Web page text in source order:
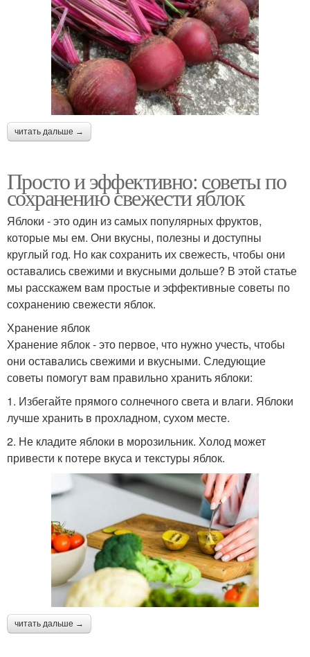
читать дальше →
Просто и эффективно: советы по
сохранению свежести яблок
Яблоки - это один из самых популярных фруктов,
которые мы ем. Они вкусны, полезны и доступны
круглый год. Но как сохранить их свежесть, чтобы они
оставались свежими и вкусными дольше? В этой статье
мы расскажем вам простые и эффективные советы по
сохранению свежести яблок.
Хранение яблок
Хранение яблок - это первое, что нужно учесть, чтобы
они оставались свежими и вкусными. Следующие
советы помогут вам правильно хранить яблоки:
1. Избегайте прямого солнечного света и влаги. Яблоки
лучше хранить в прохладном, сухом месте.
2. Не кладите яблоки в морозильник. Холод может
привести к потере вкуса и текстуры яблок.
читать дальше →